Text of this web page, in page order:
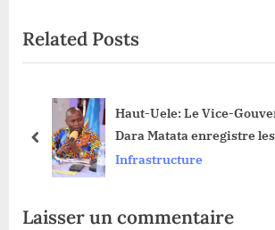
s
P
t
P
o
Related Posts
Haut-Uele: Le Vice-
Dara Matata enregistre
projets provinciaux à
Infrastructure
prev
Laisser un commentaire